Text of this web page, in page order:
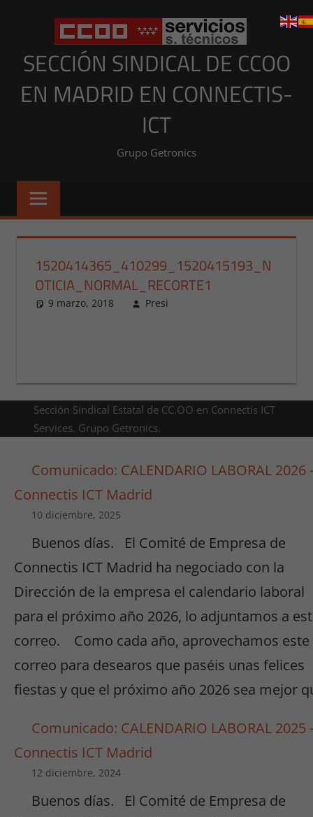
SECCIÓN SINDICAL DE CCOO
EN MADRID EN CONNECTIS-
ICT
Grupo Getronics
1520414365_410299_1520415193_N
OTICIA_NORMAL_RECORTE1
9 marzo, 2018 Presi
Sección Sindical Estatal de CC.OO en Connectis ICT
Services. Grupo Getronics.
Comunicado: CALENDARIO LABORAL 2026
Connectis ICT Madrid
10 diciembre, 2025
Buenos días. El Comité de Empresa de
Connectis ICT Madrid ha negociado con la
Dirección de la empresa el calendario laboral
para el próximo año 2026, lo adjuntamos a
correo. Como cada año, aprovechamos este
correo para desearos que paséis unas felices
fiestas y que el próximo año 2026 sea mejor
Comunicado: CALENDARIO LABORAL 2025
Connectis ICT Madrid
12 diciembre, 2024
Buenos días. El Comité de Empresa de